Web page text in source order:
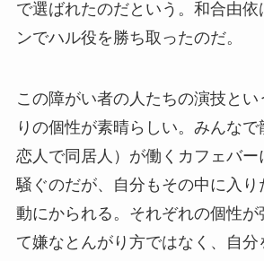
で選ばれたのだという。和合由依
ンでハル役を勝ち取ったのだ。
この障がい者の人たちの演技とい
りの個性が素晴らしい。みんな
恋人で同居人）が働くカフェバー
騒ぐのだが、自分もその中に入
動にかられる。それぞれの個性が
て嫌なとんがり方ではなく、自分